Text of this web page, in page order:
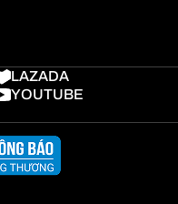
LAZADA
YOUTUBE